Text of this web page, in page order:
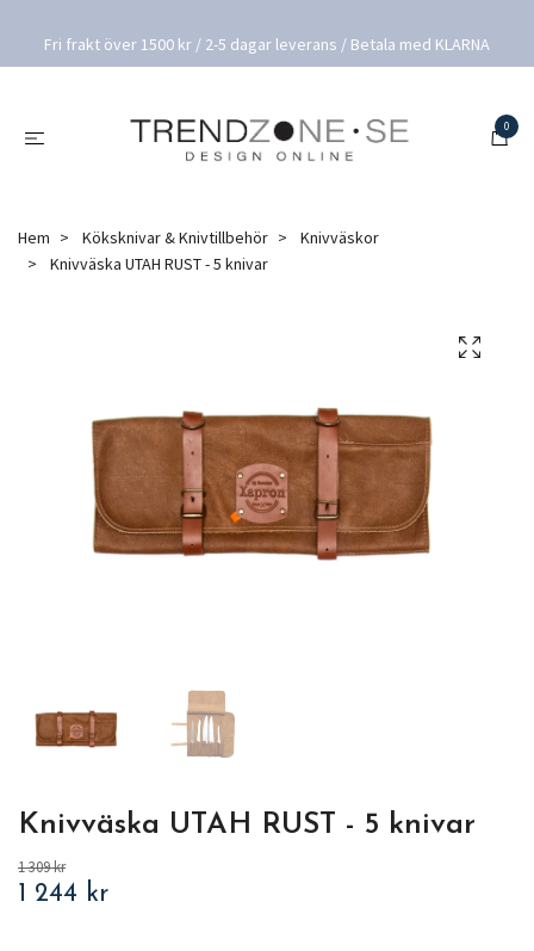
Fri frakt över 1500 kr / 2-5 dagar leverans / Betala med KLARNA
0
Hem Köksknivar & Knivtillbehör
Knivväskor
Knivväska UTAH RUST - 5 knivar
Knivväska UTAH RUST - 5 knivar
1 309 kr
1 244 kr